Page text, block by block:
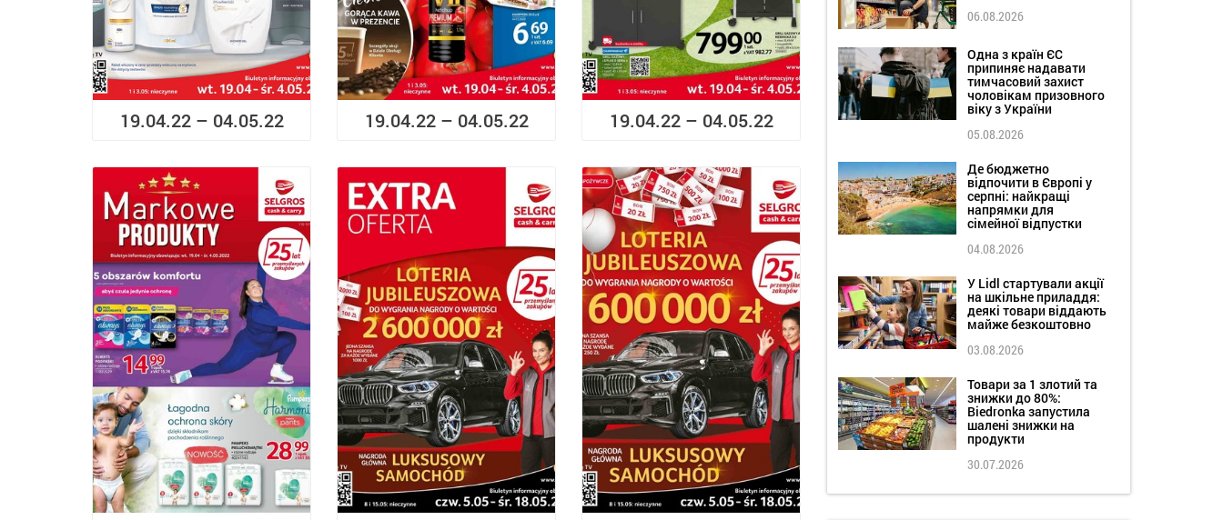
19.04.22 – 04.05.22 19.04.22 – 04.05.22 19.04.22 – 04.05.22
06.08.2026
Одна з країн ЄС
припиняє надавати
тимчасовий захист
чоловікам призовного
віку з України
05.08.2026
Де бюджетно
відпочити в Європі у
серпні: найкращі
напрямки для
сімейної відпустки
04.08.2026
У Lidl стартували акції
на шкільне приладдя:
деякі товари віддають
майже безкоштовно
03.08.2026
Товари за 1 злотий та
знижки до 80%:
Biedronka запустила
шалені знижки на
продукти
30.07.2026